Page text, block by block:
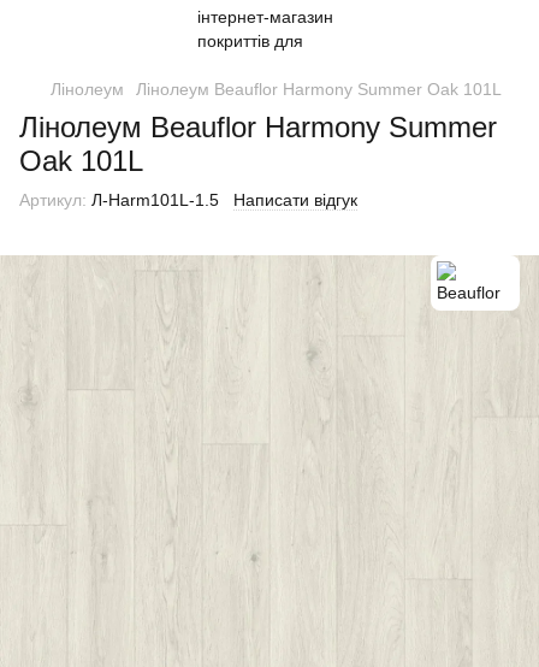
Лінолеум Лінолеум Beauflor Harmony Summer Oak 101L
Лінолеум Beauflor Harmony Summer
Oak 101L
Артикул: Л-Harm101L-1.5 Написати відгук